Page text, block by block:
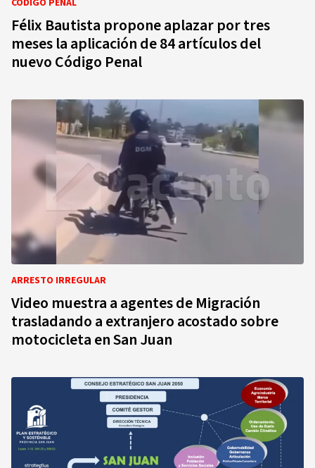
CÓDIGO PENAL
Félix Bautista propone aplazar por tres
meses la aplicación de 84 artículos del
nuevo Código Penal
ARRESTO IRREGULAR
Video muestra a agentes de Migración
trasladando a extranjero acostado sobre
motocicleta en San Juan